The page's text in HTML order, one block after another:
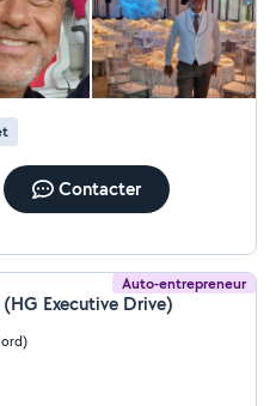
Contacter
Auto-entrepreneur
Executive Drive)